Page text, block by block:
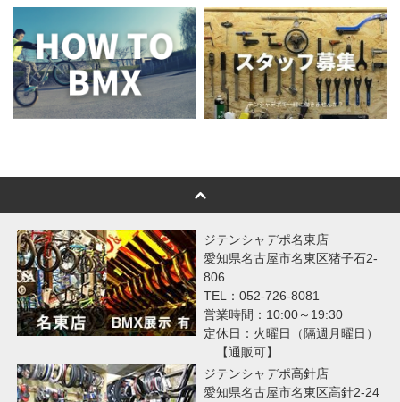
ジテンシャデポ名東店
愛知県名古屋市名東区猪子石2-
806
TEL：052-726-8081
営業時間：10:00～19:30
定休日：火曜日（隔週月曜日）
【通販可】
ジテンシャデポ高針店
愛知県名古屋市名東区高針2-24